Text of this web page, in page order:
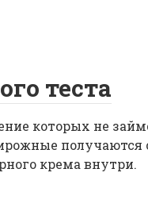
теста
которых не
получаются
крема внутри.